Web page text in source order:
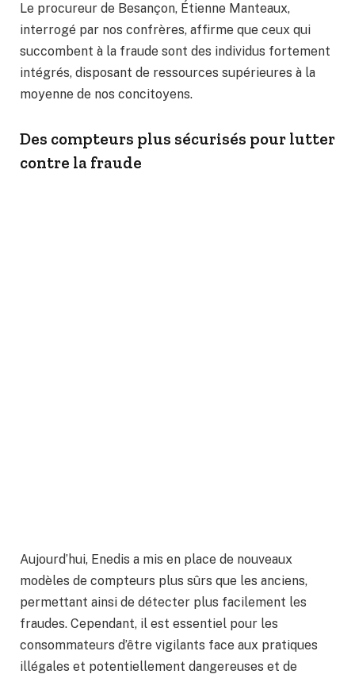
Le procureur de Besançon, Étienne Manteaux,
interrogé par nos confrères, affirme que ceux qui
succombent à la fraude sont des individus fortement
intégrés, disposant de ressources supérieures à la
moyenne de nos concitoyens.
Des compteurs plus sécurisés pour lutter
contre la fraude
Aujourd’hui, Enedis a mis en place de nouveaux
modèles de compteurs plus sûrs que les anciens,
permettant ainsi de détecter plus facilement les
fraudes. Cependant, il est essentiel pour les
consommateurs d’être vigilants face aux pratiques
illégales et potentiellement dangereuses et de